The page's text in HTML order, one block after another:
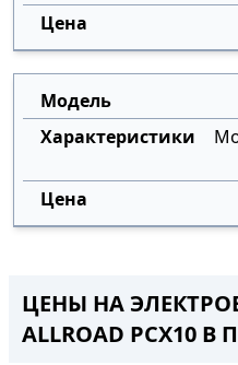
ЦЕНЫ НА
ALLROAD PCX10